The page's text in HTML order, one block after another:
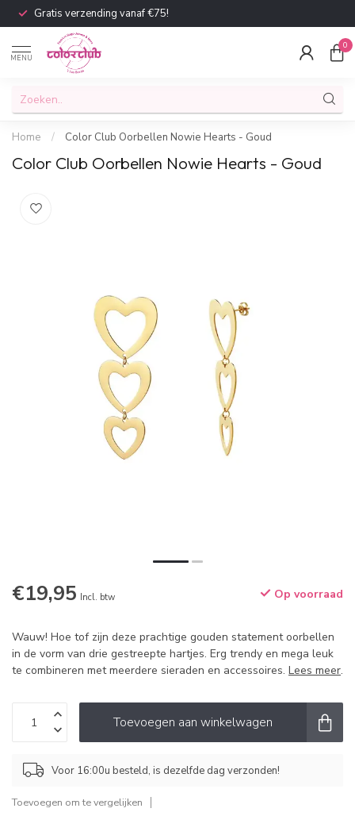
Gratis verzending vanaf €75!
MENU
0
Home / Color Club Oorbellen Nowie Hearts - Goud
Color Club Oorbellen Nowie Hearts - Goud
€19,95 Incl. btw Op voorraad
Wauw! Hoe tof zijn deze prachtige gouden statement oorbellen
in de vorm van drie gestreepte hartjes. Erg trendy en mega leuk
te combineren met meerdere sieraden en accessoires. Lees meer.
Toevoegen aan winkelwagen
Voor 16:00u besteld, is dezelfde dag verzonden!
Toevoegen om te vergelijken